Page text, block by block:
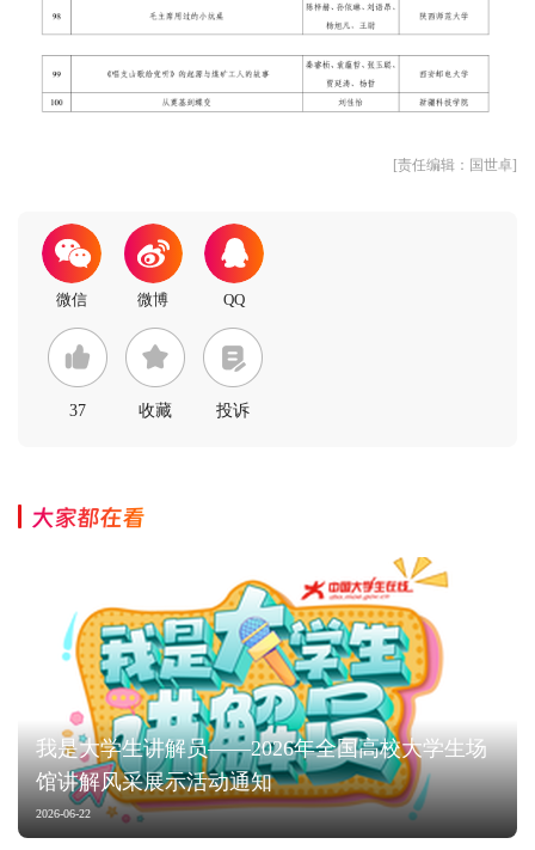
[责任编辑：国世卓]
37 收藏 投诉
大家都在看
我是大学生讲解员——2026年全国高校大学生场
馆讲解风采展示活动通知
2026-06-22